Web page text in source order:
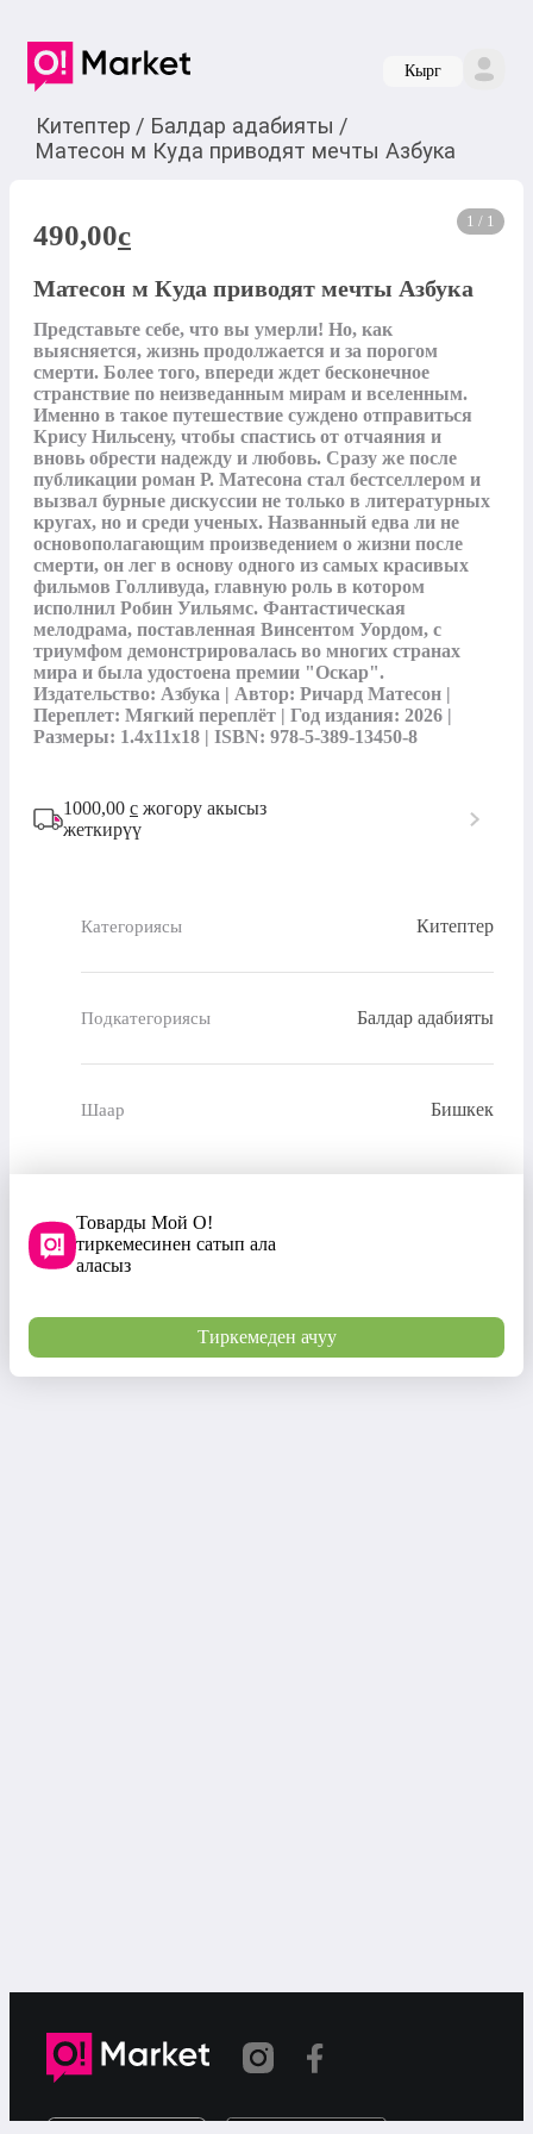
Кырг
Китептер / Балдар адабияты /
Матесон м Куда приводят мечты Азбука
1 / 1
490,00c
Матесон м Куда приводят мечты Азбука
Представьте себе, что вы умерли! Но, как
выясняется, жизнь продолжается и за порогом
смерти. Более того, впереди ждет бесконечное
странствие по неизведанным мирам и вселенным.
Именно в такое путешествие суждено отправиться
Крису Нильсену, чтобы спастись от отчаяния и
вновь обрести надежду и любовь. Сразу же после
публикации роман Р. Матесона стал бестселлером и
вызвал бурные дискуссии не только в литературных
кругах, но и среди ученых. Названный едва ли не
основополагающим произведением о жизни после
смерти, он лег в основу одного из самых красивых
фильмов Голливуда, главную роль в котором
исполнил Робин Уильямс. Фантастическая
мелодрама, поставленная Винсентом Уордом, с
триумфом демонстрировалась во многих странах
мира и была удостоена премии "Оскар".
Издательство: Азбука | Автор: Ричард Матесон |
Переплет: Мягкий переплёт | Год издания: 2026 |
Размеры: 1.4x11x18 | ISBN: 978-5-389-13450-8
1000,00 с жогору акысыз
жеткирүү
Категориясы Китептер
Подкатегориясы Балдар адабияты
Шаар Бишкек
Товарды Мой О!
тиркемесинен сатып ала
аласыз
Тиркемеден ачуу